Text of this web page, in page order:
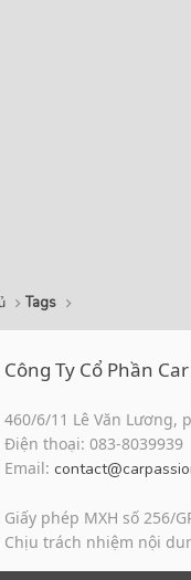
Tags
Công Ty Cổ Phần
460/6/11 Lê Văn Lương,
Điện thoại: 083-8039939
Email:
Giấy phép MXH số 256/
Chịu trách nhiệm nội